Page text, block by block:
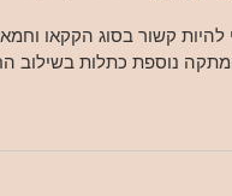
בסוג הקקאו וחמאת האגוזים.
כתלות בשילוב החומרים.